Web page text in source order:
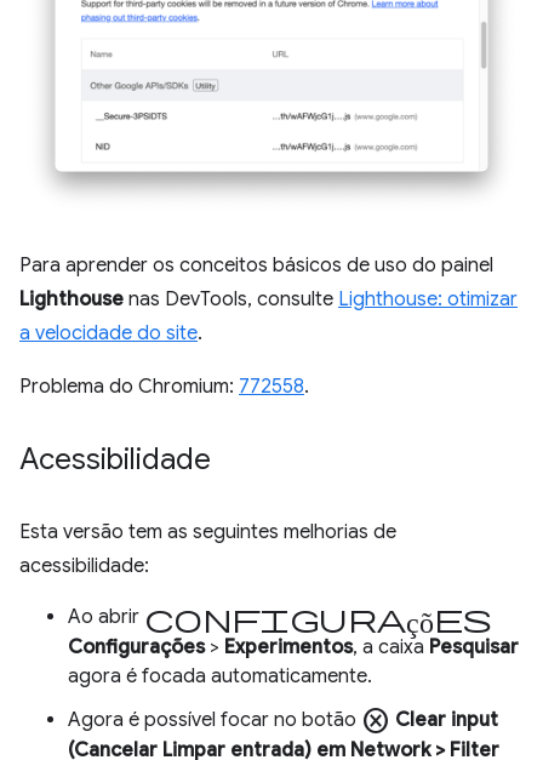
Para aprender os conceitos básicos de uso do painel
Lighthouse nas DevTools, consulte Lighthouse: otimizar
a velocidade do site.
Problema do Chromium: 772558.
Acessibilidade
Esta versão tem as seguintes melhorias de
acessibilidade:
Ao abrir Configurações
Configurações> Experimentos, a caixa Pesquisar
agora é focada automaticamente.
Agora é possível focar no botão cancel Clear input
(Cancelar Limpar entrada) em Network> Filter